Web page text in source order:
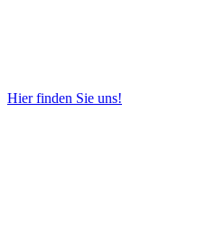
Hier finden Sie uns!